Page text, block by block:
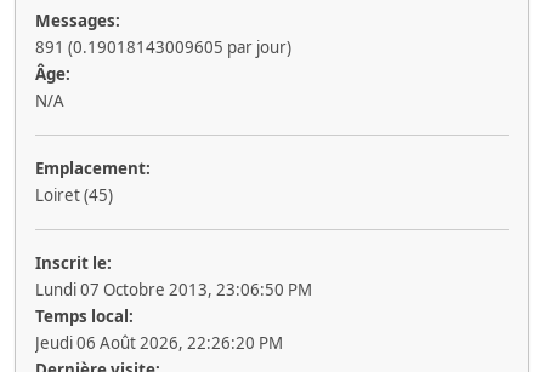
Messages:
891 (0.19018143009605 par jour)
Âge:
N/A
Emplacement:
Loiret (45)
Inscrit le:
Lundi 07 Octobre 2013, 23:06:50 PM
Temps local:
Jeudi 06 Août 2026, 22:26:20 PM